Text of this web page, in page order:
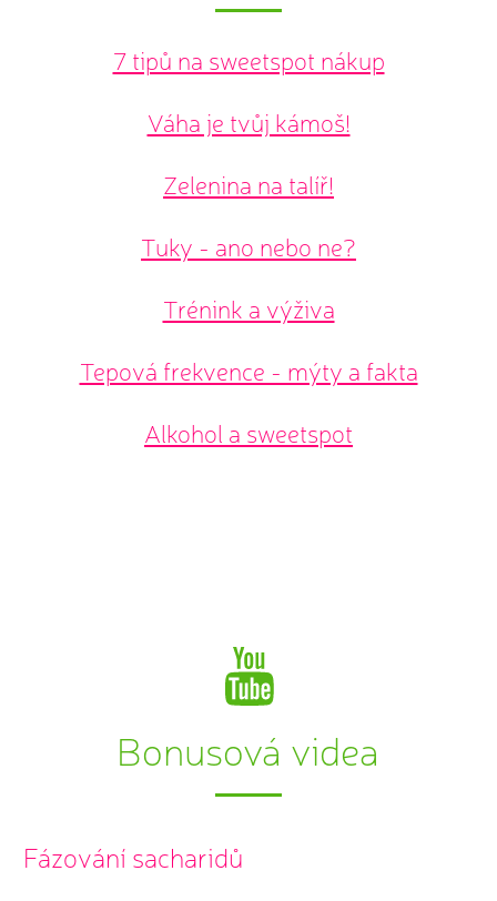
7 tipů na sweetspot nákup
Váha je tvůj kámoš!
Zelenina na talíř!
Tuky - ano nebo ne?
Trénink a výživa
Tepová frekvence - mýty a fakta
Alkohol a sweetspot
Bonusová videa
Fázování sacharidů